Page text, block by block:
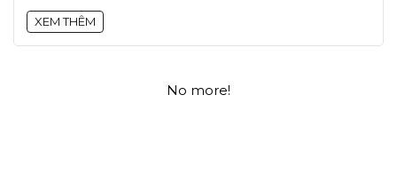
XEM THÊM
No more!